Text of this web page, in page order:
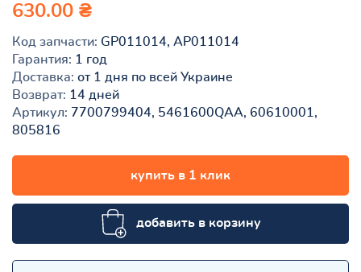
630.00 ₴
Код запчасти: GP011014, AP011014
Гарантия: 1 год
Доставка: от 1 дня по всей Украине
Возврат: 14 дней
Артикул: 7700799404, 5461600QAA, 60610001,
805816
купить в 1 клик
добавить в корзину